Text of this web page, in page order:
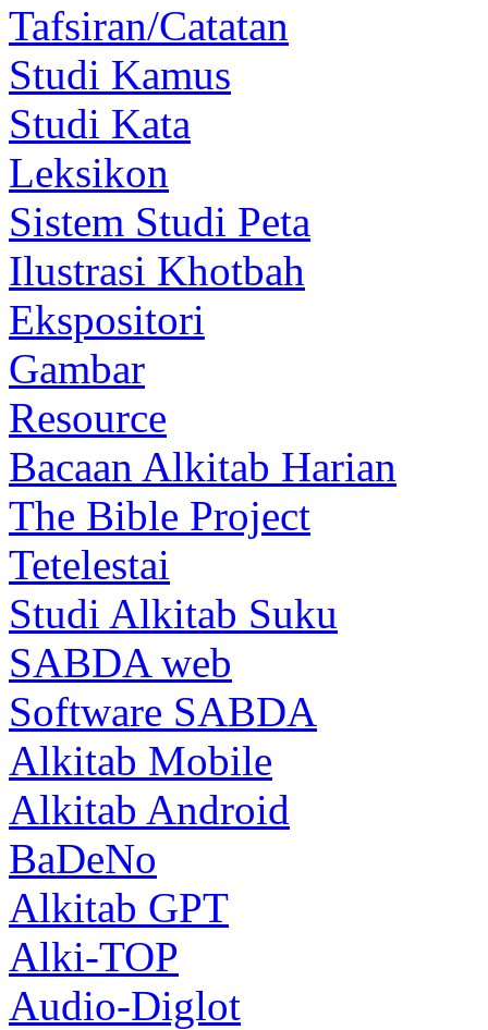
Tafsiran/Catatan
Studi Kamus
Studi Kata
Leksikon
Sistem Studi Peta
Ilustrasi Khotbah
Ekspositori
Gambar
Resource
Bacaan Alkitab Harian
The Bible Project
Tetelestai
Studi Alkitab Suku
SABDA web
Software SABDA
Alkitab Mobile
Alkitab Android
BaDeNo
Alkitab GPT
Alki-TOP
Audio-Diglot